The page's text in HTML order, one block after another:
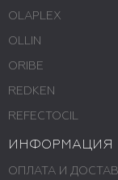
OLAPLEX
OLLIN
ORIBE
REDKEN
REFECTOCIL
ИНФОРМАЦИЯ
ОПЛАТА И